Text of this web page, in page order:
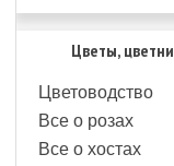
Цветы,
Цветоводство
Все о розах
Все о хостах